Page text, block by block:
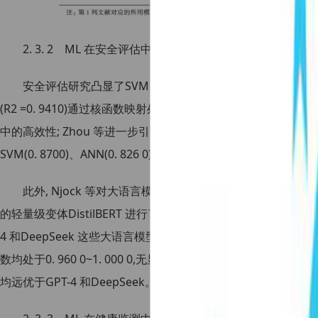
2. 3. 2 ML 在安全评估中的应用
安全评估研究凸显了SVM 及其优化变体的工程适用性。
(R2 =0. 9410)通过核函数映射处理地质参数非线性关系,验证了
中的高效性; Zhou 等进一步引入鲸鱼优化算法改进SVM,使分
SVM(0. 8700)、ANN(0. 826 0)和高斯过程(0. 6960)。
此外, Njock 等对大语言模型BERT(bidirectional
的轻量级变体DistilBERT 进行了微调,即DistilBERTTunnelRisk
4 和DeepSeek 这些大语言模型进行比较。结果显示
数均处于0. 960 0~1. 000 0,无显著性能短板。在置信度方面,高
均远优于GPT-4 和DeepSeek。